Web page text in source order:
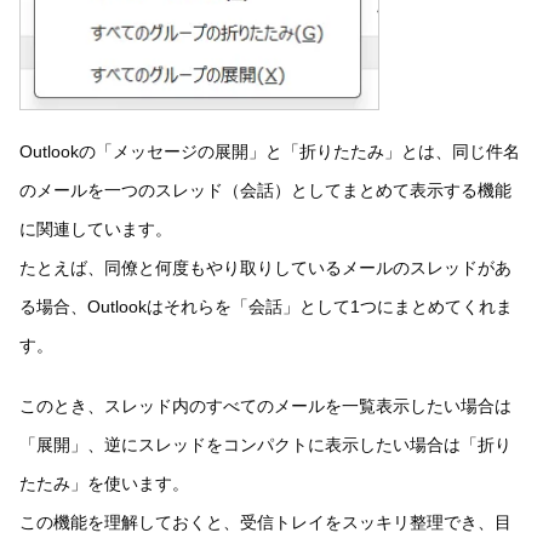
Outlookの「メッセージの展開」と「折りたたみ」とは、同じ件名
のメールを一つのスレッド（会話）としてまとめて表示する機能
に関連しています。
たとえば、同僚と何度もやり取りしているメールのスレッドがあ
る場合、Outlookはそれらを「会話」として1つにまとめてくれま
す。
このとき、スレッド内のすべてのメールを一覧表示したい場合は
「展開」、逆にスレッドをコンパクトに表示したい場合は「折り
たたみ」を使います。
この機能を理解しておくと、受信トレイをスッキリ整理でき、目